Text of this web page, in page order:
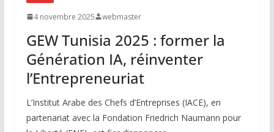
4 novembre 2025 webmaster
GEW Tunisia 2025 : former la
Génération IA, réinventer
l’Entrepreneuriat
L’Institut Arabe des Chefs d’Entreprises (IACE), en
partenariat avec la Fondation Friedrich Naumann pour